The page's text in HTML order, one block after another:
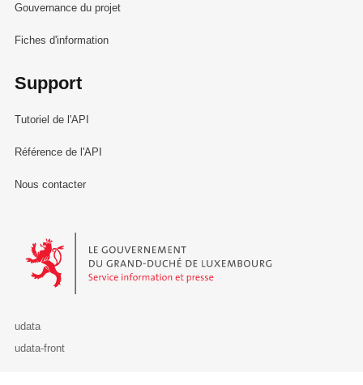
Gouvernance du projet
Fiches d'information
Support
Tutoriel de l'API
Référence de l'API
Nous contacter
Le Gouvernement du Grand-Duché de Luxembourg - Service
udata
udata-front